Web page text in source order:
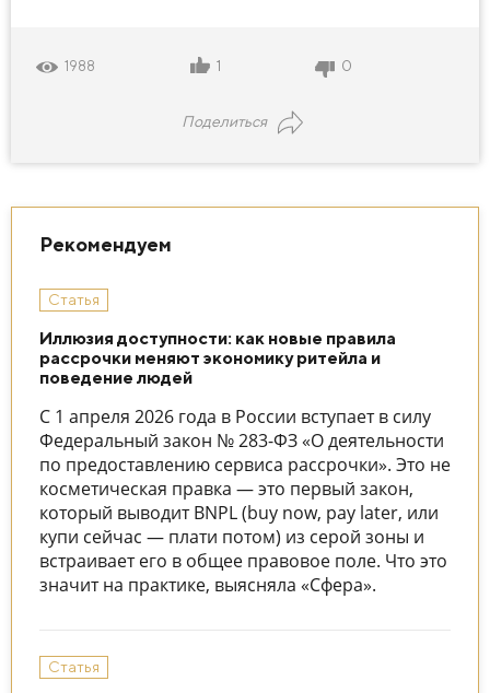
1988 1 0
Поделиться
Рекомендуем
Статья
Иллюзия доступности: как новые правила
рассрочки меняют экономику ритейла и
поведение людей
С 1 апреля 2026 года в России вступает в силу
Федеральный закон № 283-ФЗ «О деятельности
по предоставлению сервиса рассрочки». Это не
косметическая правка — это первый закон,
который выводит BNPL (buy now, pay later, или
купи сейчас — плати потом) из серой зоны и
встраивает его в общее правовое поле. Что это
значит на практике, выясняла «Сфера».
Статья